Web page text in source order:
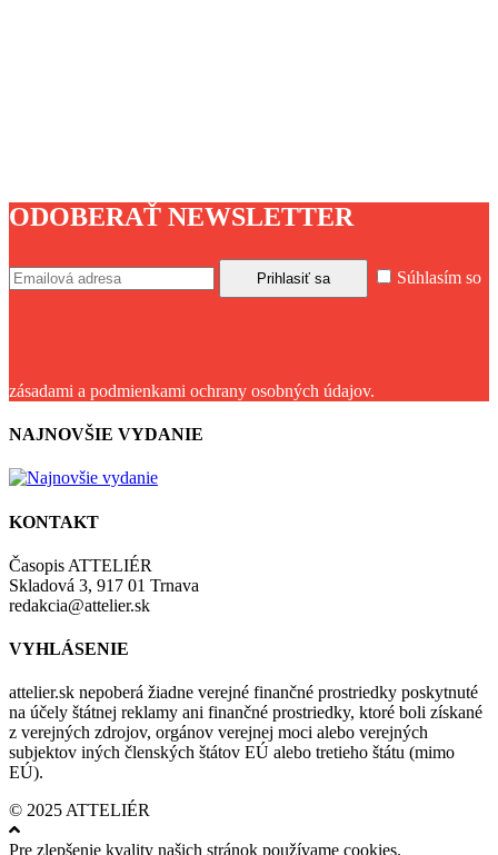
ODOBERAŤ NEWSLETTER
Súhlasím so
zásadami a podmienkami ochrany osobných údajov.
NAJNOVŠIE VYDANIE
KONTAKT
Časopis ATTELIÉR
Skladová 3, 917 01 Trnava
redakcia@attelier.sk
VYHLÁSENIE
attelier.sk nepoberá žiadne verejné finančné prostriedky poskytnuté
na účely štátnej reklamy ani finančné prostriedky, ktoré boli získané
z verejných zdrojov, orgánov verejnej moci alebo verejných
subjektov iných členských štátov EÚ alebo tretieho štátu (mimo
EÚ).
© 2025 ATTELIÉR
Pre zlepšenie kvality našich stránok používame cookies.